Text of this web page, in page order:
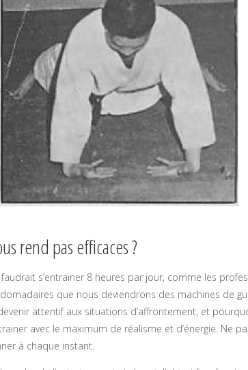
rend pas efficaces ?
s’entrainer 8 heures par jour, comme les
que nous deviendrons des machines de
attentif aux situations d’affrontement, et
avec le maximum de réalisme et d’énergie. Ne
à chaque instant.